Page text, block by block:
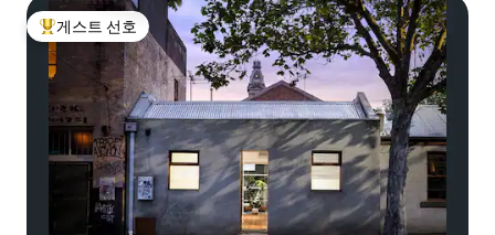
상위 게스트 선호
게스트 선호